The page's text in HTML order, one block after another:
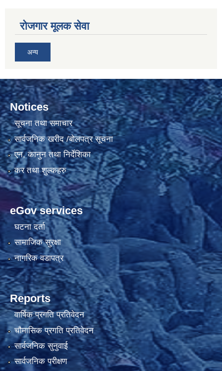
रोजगार मूलक सेवा
अन्य
Notices
सूचना तथा समाचार
सार्वजनिक खरीद /बोलपत्र सूचना
एन, कानुन तथा निर्देशिका
कर तथा शुल्कहरु
eGov services
घटना दर्ता
सामाजिक सुरक्षा
नागरिक वडापत्र
Reports
वार्षिक प्रगति प्रतिवेदन
चौमासिक प्रगति प्रतिवेदन
सार्वजनिक सुनुवाई
सार्वजनिक परीक्षण